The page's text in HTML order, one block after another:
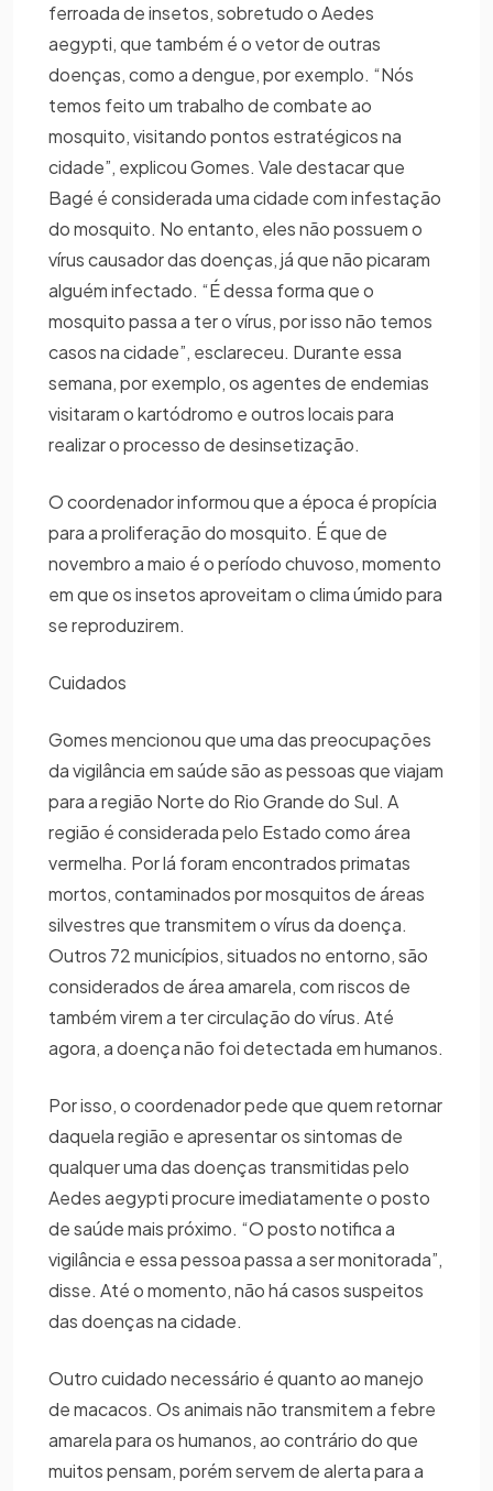
ferroada de insetos, sobretudo o Aedes
aegypti, que também é o vetor de outras
doenças, como a dengue, por exemplo. “Nós
temos feito um trabalho de combate ao
mosquito, visitando pontos estratégicos na
cidade”, explicou Gomes. Vale destacar que
Bagé é considerada uma cidade com infestação
do mosquito. No entanto, eles não possuem o
vírus causador das doenças, já que não picaram
alguém infectado. “É dessa forma que o
mosquito passa a ter o vírus, por isso não temos
casos na cidade”, esclareceu. Durante essa
semana, por exemplo, os agentes de endemias
visitaram o kartódromo e outros locais para
realizar o processo de desinsetização.
O coordenador informou que a época é propícia
para a proliferação do mosquito. É que de
novembro a maio é o período chuvoso, momento
em que os insetos aproveitam o clima úmido para
se reproduzirem.
Cuidados
Gomes mencionou que uma das preocupações
da vigilância em saúde são as pessoas que viajam
para a região Norte do Rio Grande do Sul. A
região é considerada pelo Estado como área
vermelha. Por lá foram encontrados primatas
mortos, contaminados por mosquitos de áreas
silvestres que transmitem o vírus da doença.
Outros 72 municípios, situados no entorno, são
considerados de área amarela, com riscos de
também virem a ter circulação do vírus. Até
agora, a doença não foi detectada em humanos.
Por isso, o coordenador pede que quem retornar
daquela região e apresentar os sintomas de
qualquer uma das doenças transmitidas pelo
Aedes aegypti procure imediatamente o posto
de saúde mais próximo. “O posto notifica a
vigilância e essa pessoa passa a ser monitorada”,
disse. Até o momento, não há casos suspeitos
das doenças na cidade.
Outro cuidado necessário é quanto ao manejo
de macacos. Os animais não transmitem a febre
amarela para os humanos, ao contrário do que
muitos pensam, porém servem de alerta para a